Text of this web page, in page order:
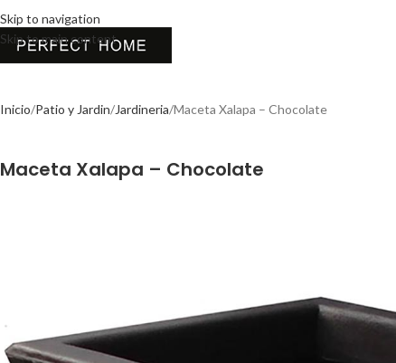
Skip to navigation
Skip to main content
Inicio Patio y Jardin Jardineria Maceta Xalapa – Chocolate
Maceta Xalapa – Chocolate